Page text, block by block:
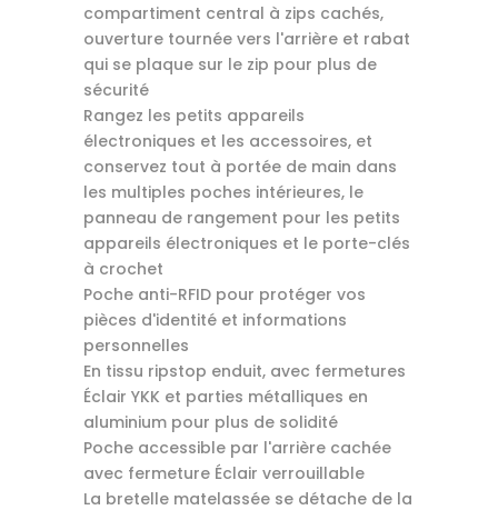
compartiment central à zips cachés,
ouverture tournée vers l'arrière et rabat
qui se plaque sur le zip pour plus de
sécurité
Rangez les petits appareils
électroniques et les accessoires, et
conservez tout à portée de main dans
les multiples poches intérieures, le
panneau de rangement pour les petits
appareils électroniques et le porte-clés
à crochet
Poche anti-RFID pour protéger vos
pièces d'identité et informations
personnelles
En tissu ripstop enduit, avec fermetures
Éclair YKK et parties métalliques en
aluminium pour plus de solidité
Poche accessible par l'arrière cachée
avec fermeture Éclair verrouillable
La bretelle matelassée se détache de la